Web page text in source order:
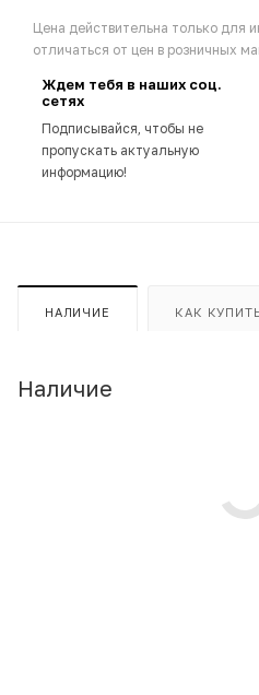
Цена действительна только для
отличаться от цен в розничных
Ждем тебя в наших соц.
сетях
Подписывайся, чтобы не
пропускать актуальную
информацию!
НАЛИЧИЕ КАК
Наличие